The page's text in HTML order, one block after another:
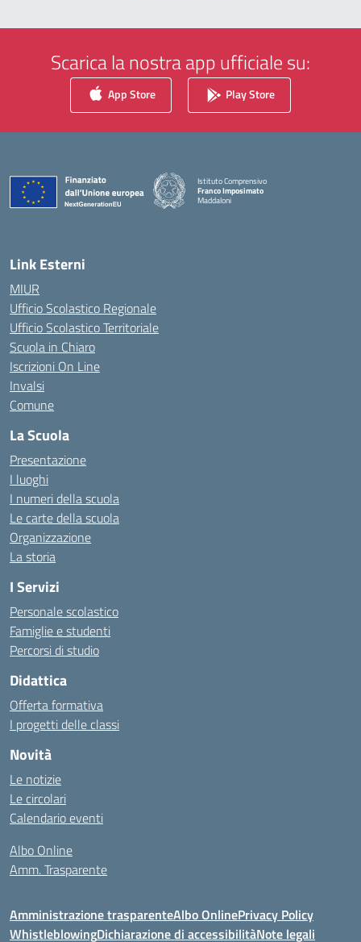
Scarica la nostra app ufficiale su:
App Store Play Store
Istituto Comprensivo
Franco Imposimato
Maddaloni
Link Esterni
MIUR
Ufficio Scolastico Regionale
Ufficio Scolastico Territoriale
Scuola in Chiaro
Iscrizioni On Line
Invalsi
Comune
La Scuola
Presentazione
I luoghi
I numeri della scuola
Le carte della scuola
Organizzazione
La storia
I Servizi
Personale scolastico
Famiglie e studenti
Percorsi di studio
Didattica
Offerta formativa
I progetti delle classi
Novità
Le notizie
Le circolari
Calendario eventi
Albo Online
Amm. Trasparente
Amministrazione trasparenteAlbo OnlinePrivacy Policy
WhistleblowingDichiarazione di accessibilitàNote legali